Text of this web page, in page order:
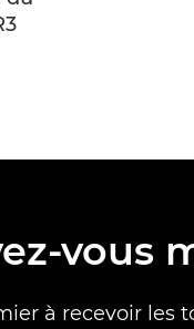
vous
à recevoir les